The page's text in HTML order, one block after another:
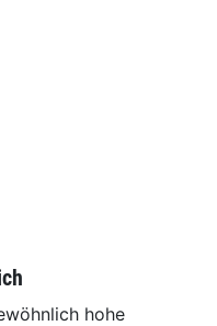
hohe